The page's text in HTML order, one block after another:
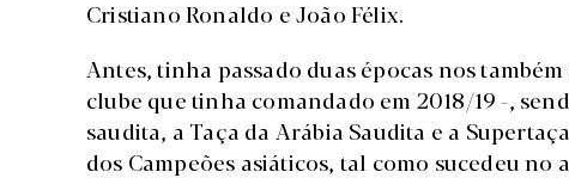
Cristiano Ronaldo e João Félix.
Antes, tinha passado duas épocas nos
clube que tinha comandado em 2018/19 -,
saudita, a Taça da Arábia Saudita e a
dos Campeões asiáticos, tal como sucedeu no